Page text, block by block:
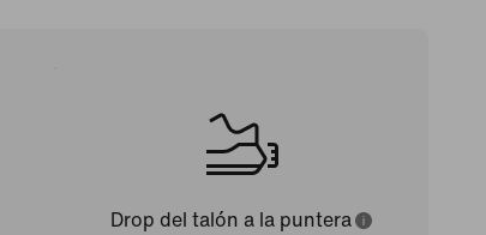
Drop del talón a la puntera